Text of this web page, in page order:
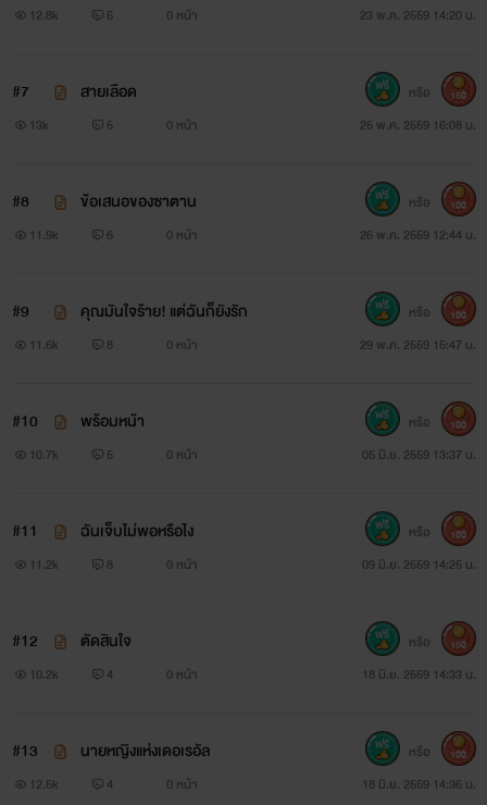
###ไรท์ขอโทษด้วยจ้า ที่อัพขาดๆหายๆ ไรท์เลยตัดสินใจว่าจะ
12.8k 6 0 หน้า 23 พ.ค. 2559 14:20 น.
#7 สายเลือด
13k 5 0 หน้า 25 พ.ค. 2559 16:08 น.
หรือ 150
#8 ข้อเสนอของซาตาน
11.9k 6 0 หน้า 26 พ.ค. 2559 12:44 น.
หรือ 100
#9 คุณมันใจร้าย! แต่ฉันก็ยังรัก
11.6k 8 0 หน้า 29 พ.ค. 2559 15:47 น.
หรือ 100
#10 พร้อมหน้า
10.7k 5 0 หน้า 05 มิ.ย. 2559 13:37 น.
หรือ 100
#11 ฉันเจ็บไม่พอหรือไง
11.2k 8 0 หน้า 09 มิ.ย. 2559 14:25 น.
หรือ 100
#12 ตัดสินใจ
10.2k 4 0 หน้า 18 มิ.ย. 2559 14:33 น.
หรือ 150
#13 นายหญิงแห่งเดอเรอัล
12.5k 4 0 หน้า 18 มิ.ย. 2559 14:36 น.
หรือ 100